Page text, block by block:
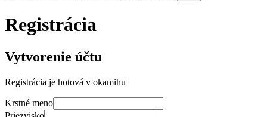
Registrácia
Vytvorenie účtu
Registrácia je hotová v okamihu
Krstné meno